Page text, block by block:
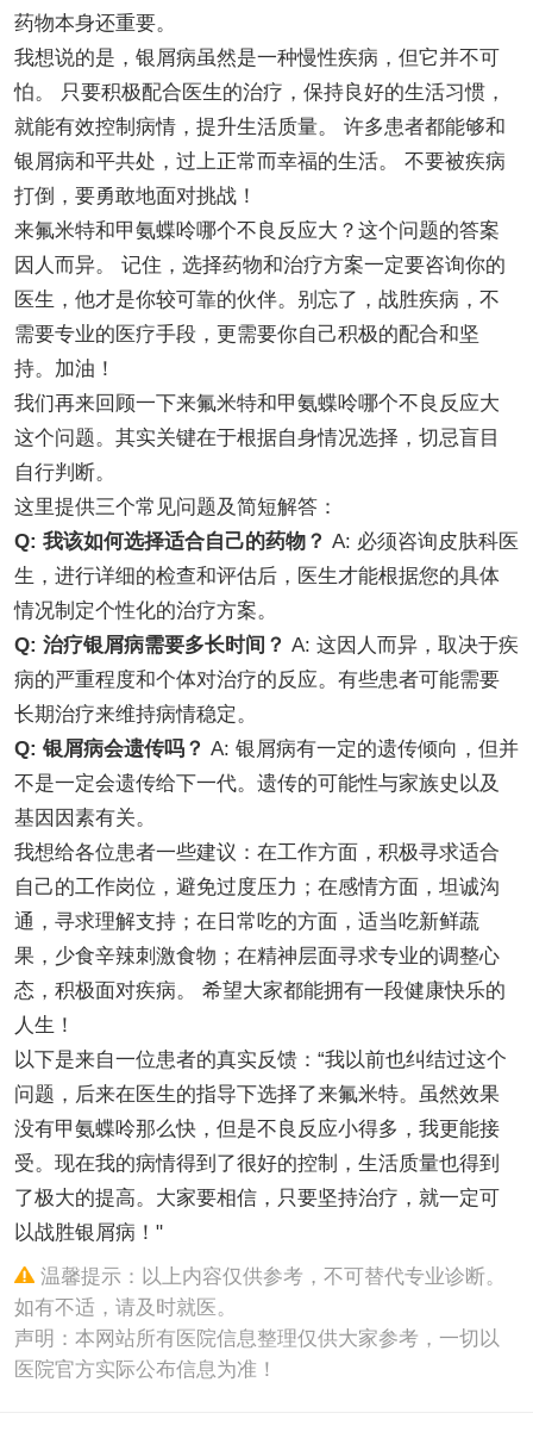
药物本身还重要。
我想说的是，银屑病虽然是一种慢性疾病，但它并不可
怕。 只要积极配合医生的治疗，保持良好的生活习惯，
就能有效控制病情，提升生活质量。 许多患者都能够和
银屑病和平共处，过上正常而幸福的生活。 不要被疾病
打倒，要勇敢地面对挑战！
来氟米特和甲氨蝶呤哪个不良反应大？这个问题的答案
因人而异。 记住，选择药物和治疗方案一定要咨询你的
医生，他才是你较可靠的伙伴。别忘了，战胜疾病，不
需要专业的医疗手段，更需要你自己积极的配合和坚
持。加油！
我们再来回顾一下来氟米特和甲氨蝶呤哪个不良反应大
这个问题。其实关键在于根据自身情况选择，切忌盲目
自行判断。
这里提供三个常见问题及简短解答：
Q: 我该如何选择适合自己的药物？ A: 必须咨询皮肤科医
生，进行详细的检查和评估后，医生才能根据您的具体
情况制定个性化的治疗方案。
Q: 治疗银屑病需要多长时间？ A: 这因人而异，取决于疾
病的严重程度和个体对治疗的反应。有些患者可能需要
长期治疗来维持病情稳定。
Q: 银屑病会遗传吗？ A: 银屑病有一定的遗传倾向，但并
不是一定会遗传给下一代。遗传的可能性与家族史以及
基因因素有关。
我想给各位患者一些建议：在工作方面，积极寻求适合
自己的工作岗位，避免过度压力；在感情方面，坦诚沟
通，寻求理解支持；在日常吃的方面，适当吃新鲜蔬
果，少食辛辣刺激食物；在精神层面寻求专业的调整心
态，积极面对疾病。 希望大家都能拥有一段健康快乐的
人生！
以下是来自一位患者的真实反馈：“我以前也纠结过这个
问题，后来在医生的指导下选择了来氟米特。虽然效果
没有甲氨蝶呤那么快，但是不良反应小得多，我更能接
受。现在我的病情得到了很好的控制，生活质量也得到
了极大的提高。大家要相信，只要坚持治疗，就一定可
以战胜银屑病！"
温馨提示：以上内容仅供参考，不可替代专业诊断。
如有不适，请及时就医。
声明：本网站所有医院信息整理仅供大家参考，一切以
医院官方实际公布信息为准！